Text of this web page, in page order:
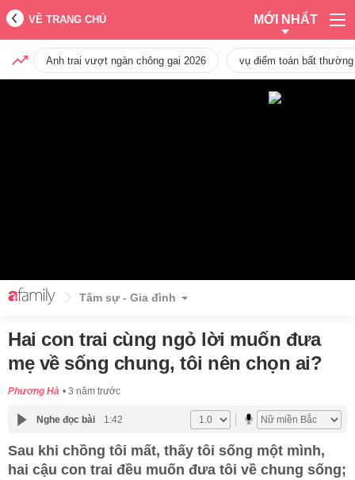
VỀ TRANG CHỦ MỚI NHẤT
Anh trai vượt ngàn chông gai 2026 vụ điểm toán bất
Tâm sự - Gia đình
Hai con trai cùng ngỏ lời muốn đưa
mẹ về sống chung, tôi nên chọn ai?
Phương Hà 3 năm trước
Nghe đọc bài 1:42
Sau khi chồng tôi mất, thấy tôi sống một mình,
hai cậu con trai đều muốn đưa tôi về chung sống;